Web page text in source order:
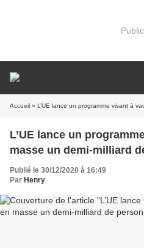
Accueil » L’UE lance un programme visant à
L’UE lance un
masse un demi-milliard
Publié le 30/12/2020 à 16:49
Par Henry